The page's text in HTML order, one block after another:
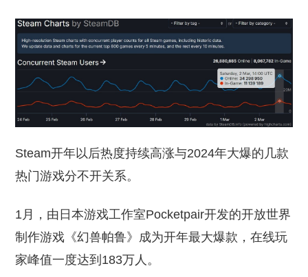
Steam开年以后热度持续高涨与2024年大爆的几款
热门游戏分不开关系。
1月，由日本游戏工作室Pocketpair开发的开放世界
制作游戏《幻兽帕鲁》成为开年最大爆款，在线玩
家峰值一度达到183万人。